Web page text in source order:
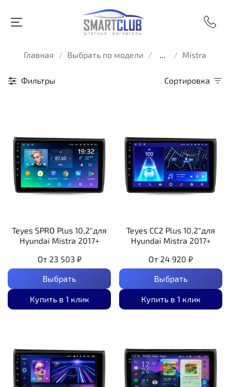
Главная Выбрать по модели ... Mistra
Фильтры Сортировка
Teyes SPRO Plus 10,2"для
Hyundai Mistra 2017+
От 23 503 ₽
Выбрать
Купить в 1 клик
Teyes CC2 Plus 10,2"для
Hyundai Mistra 2017+
От 24 920 ₽
Выбрать
Купить в 1 клик